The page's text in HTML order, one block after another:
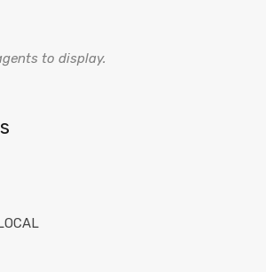
to display.